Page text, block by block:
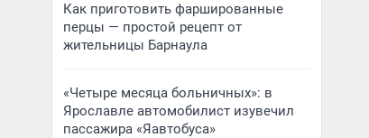
Как приготовить фаршированные
перцы — простой рецепт от
жительницы Барнаула
«Четыре месяца больничных»: в
Ярославле автомобилист изувечил
пассажира «Яавтобуса»